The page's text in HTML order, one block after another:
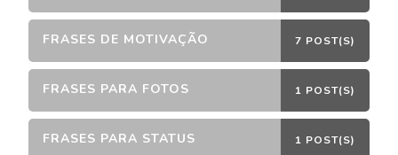
FRASES DE MOTIVAÇÃO 7 POST(S)
FRASES PARA FOTOS 1 POST(S)
FRASES PARA STATUS 1 POST(S)